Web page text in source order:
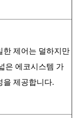
한 제어는 덜하지만
은 에코시스템 가
을 제공합니다.